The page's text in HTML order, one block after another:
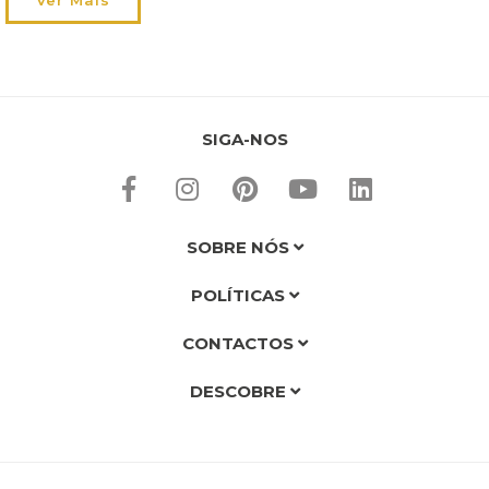
alguns dias para acomodar estas situações, aproveite-os!
SIGA-NOS
SOBRE NÓS
POLÍTICAS
CONTACTOS
DESCOBRE